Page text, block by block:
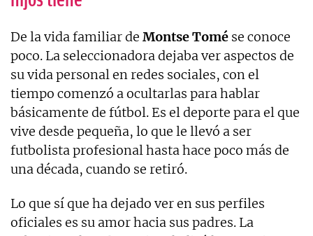
De la vida familiar de Montse Tomé se conoce
poco. La seleccionadora dejaba ver aspectos de
su vida personal en redes sociales, con el
tiempo comenzó a ocultarlas para hablar
básicamente de fútbol. Es el deporte para el que
vive desde pequeña, lo que le llevó a ser
futbolista profesional hasta hace poco más de
una década, cuando se retiró.
Lo que sí que ha dejado ver en sus perfiles
oficiales es su amor hacia sus padres. La